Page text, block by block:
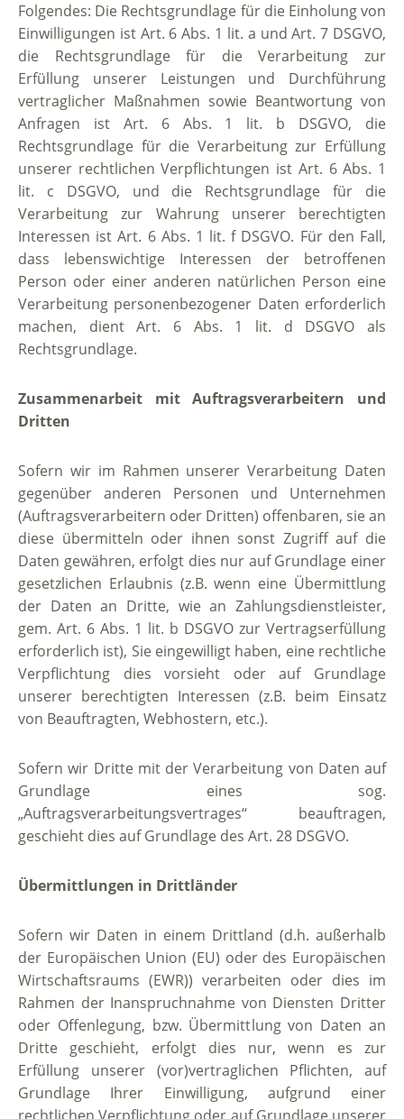
Folgendes: Die Rechtsgrundlage für die Einholung von
Einwilligungen ist Art. 6 Abs. 1 lit. a und Art. 7 DSGVO,
die Rechtsgrundlage für die Verarbeitung zur
Erfüllung unserer Leistungen und Durchführung
vertraglicher Maßnahmen sowie Beantwortung von
Anfragen ist Art. 6 Abs. 1 lit. b DSGVO, die
Rechtsgrundlage für die Verarbeitung zur Erfüllung
unserer rechtlichen Verpflichtungen ist Art. 6 Abs. 1
lit. c DSGVO, und die Rechtsgrundlage für die
Verarbeitung zur Wahrung unserer berechtigten
Interessen ist Art. 6 Abs. 1 lit. f DSGVO. Für den Fall,
dass lebenswichtige Interessen der betroffenen
Person oder einer anderen natürlichen Person eine
Verarbeitung personenbezogener Daten erforderlich
machen, dient Art. 6 Abs. 1 lit. d DSGVO als
Rechtsgrundlage.
Zusammenarbeit mit Auftragsverarbeitern und
Dritten
Sofern wir im Rahmen unserer Verarbeitung Daten
gegenüber anderen Personen und Unternehmen
(Auftragsverarbeitern oder Dritten) offenbaren, sie an
diese übermitteln oder ihnen sonst Zugriff auf die
Daten gewähren, erfolgt dies nur auf Grundlage einer
gesetzlichen Erlaubnis (z.B. wenn eine Übermittlung
der Daten an Dritte, wie an Zahlungsdienstleister,
gem. Art. 6 Abs. 1 lit. b DSGVO zur Vertragserfüllung
erforderlich ist), Sie eingewilligt haben, eine rechtliche
Verpflichtung dies vorsieht oder auf Grundlage
unserer berechtigten Interessen (z.B. beim Einsatz
von Beauftragten, Webhostern, etc.).
Sofern wir Dritte mit der Verarbeitung von Daten auf
Grundlage eines sog.
„Auftragsverarbeitungsvertrages“ beauftragen,
geschieht dies auf Grundlage des Art. 28 DSGVO.
Übermittlungen in Drittländer
Sofern wir Daten in einem Drittland (d.h. außerhalb
der Europäischen Union (EU) oder des Europäischen
Wirtschaftsraums (EWR)) verarbeiten oder dies im
Rahmen der Inanspruchnahme von Diensten Dritter
oder Offenlegung, bzw. Übermittlung von Daten an
Dritte geschieht, erfolgt dies nur, wenn es zur
Erfüllung unserer (vor)vertraglichen Pflichten, auf
Grundlage Ihrer Einwilligung, aufgrund einer